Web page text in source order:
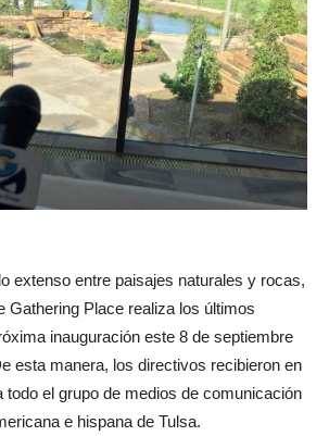
extenso entre paisajes naturales y rocas,
Gathering Place realiza los últimos
inauguración este 8 de septiembre
esta manera, los directivos recibieron en
todo el grupo de medios de comunicación
e hispana de Tulsa.